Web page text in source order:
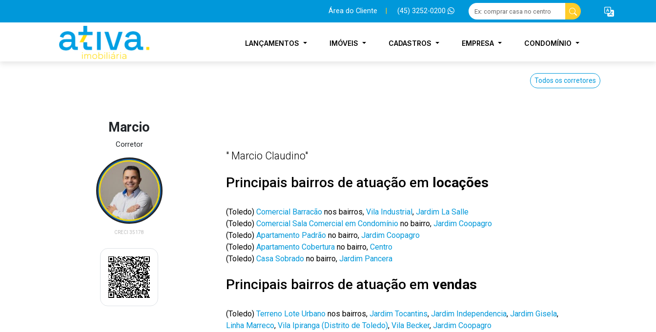
Área do Cliente (45) 3252-0200
LANÇAMENTOS IMÓVEIS CADASTROS EMPRESA CONDOMÍNIO
Todos os corretores
Marcio
Corretor
CRECI 35178
" Marcio Claudino"
Principais bairros de atuação em locações
(Toledo) Comercial Barracãonos bairros, Vila Industrial, Jardim La Salle
(Toledo) Comercial Sala Comercial em Condomíniono bairro, Jardim Coopagro
(Toledo) Apartamento Padrãono bairro, Jardim Coopagro
(Toledo) Apartamento Coberturano bairro, Centro
(Toledo) Casa Sobradono bairro, Jardim Pancera
Principais bairros de atuação em vendas
(Toledo) Terreno Lote Urbanonos bairros, Jardim Tocantins, Jardim Independencia, Jardim Gisela,
Linha Marreco, Vila Ipiranga (Distrito de Toledo), Vila Becker, Jardim Coopagro